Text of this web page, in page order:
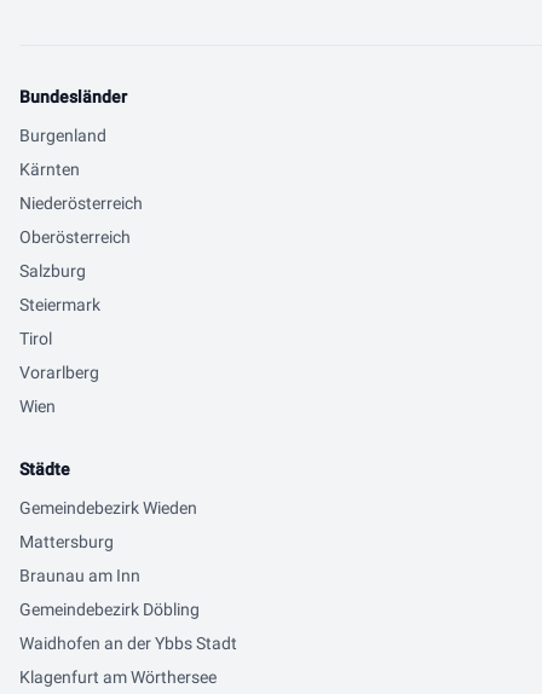
Bundesländer
Burgenland
Kärnten
Niederösterreich
Oberösterreich
Salzburg
Steiermark
Tirol
Vorarlberg
Wien
Städte
Gemeindebezirk Wieden
Mattersburg
Braunau am Inn
Gemeindebezirk Döbling
Waidhofen an der Ybbs Stadt
Klagenfurt am Wörthersee